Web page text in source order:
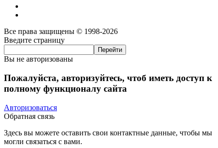
Все права защищены © 1998-2026
Введите страницу
Вы не авторизованы
Пожалуйста, авторизуйтесь, чтоб иметь доступ к
полному функционалу сайта
Авторизоваться
Обратная связь
Здесь вы можете оставить свои контактные данные, чтобы мы
могли связаться с вами.